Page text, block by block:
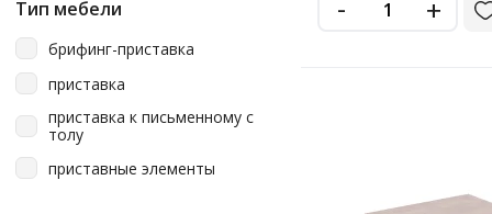
сосна эдмонт/серый
Тип мебели
брифинг-приставка
приставка
приставка к письменному с
толу
приставные элементы
+